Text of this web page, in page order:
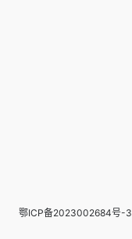
鄂ICP备2023002684号-3